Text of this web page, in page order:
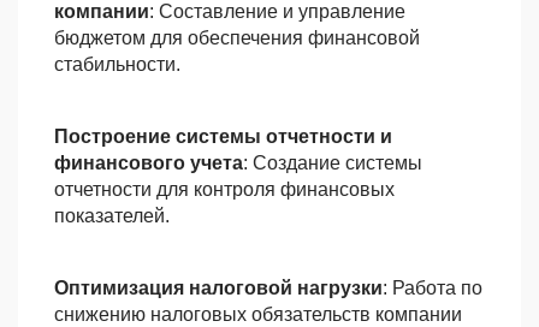
компании: Составление и управление
бюджетом для обеспечения финансовой
стабильности.
Построение системы отчетности и
финансового учета: Создание системы
отчетности для контроля финансовых
показателей.
Оптимизация налоговой нагрузки: Работа по
снижению налоговых обязательств компании